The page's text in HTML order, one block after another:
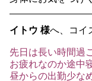
イトウ 様へ、コイ
先日は長い時間過
お疲れなのか途中
昼からの出勤少な